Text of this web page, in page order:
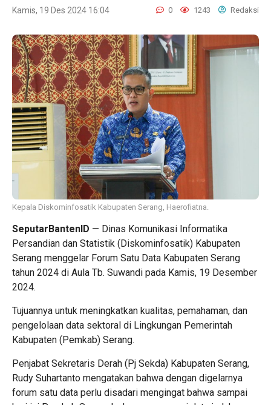
Kamis, 19 Des 2024 16:04 0 1243 Redaksi
Kepala Diskominfosatik Kabupaten Serang, Haerofiatna.
SeputarBantenID — Dinas Komunikasi Informatika
Persandian dan Statistik (Diskominfosatik) Kabupaten
Serang menggelar Forum Satu Data Kabupaten Serang
tahun 2024 di Aula Tb. Suwandi pada Kamis, 19 Desember
2024.
Tujuannya untuk meningkatkan kualitas, pemahaman, dan
pengelolaan data sektoral di Lingkungan Pemerintah
Kabupaten (Pemkab) Serang.
Penjabat Sekretaris Derah (Pj Sekda) Kabupaten Serang,
Rudy Suhartanto mengatakan bahwa dengan digelarnya
forum satu data perlu disadari mengingat bahwa sampai